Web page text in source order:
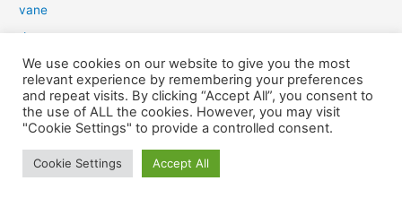
:vane
dow
slim
aure
light
We use cookies on our website to give you the most
relevant experience by remembering your preferences
and repeat visits. By clicking “Accept All”, you consent to
the use of ALL the cookies. However, you may visit
"Cookie Settings" to provide a controlled consent.
Cookie Settings Accept All